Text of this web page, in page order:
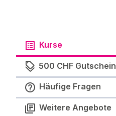
Kurse
500 CHF Gutschein
Häufige Fragen
Weitere Angebote